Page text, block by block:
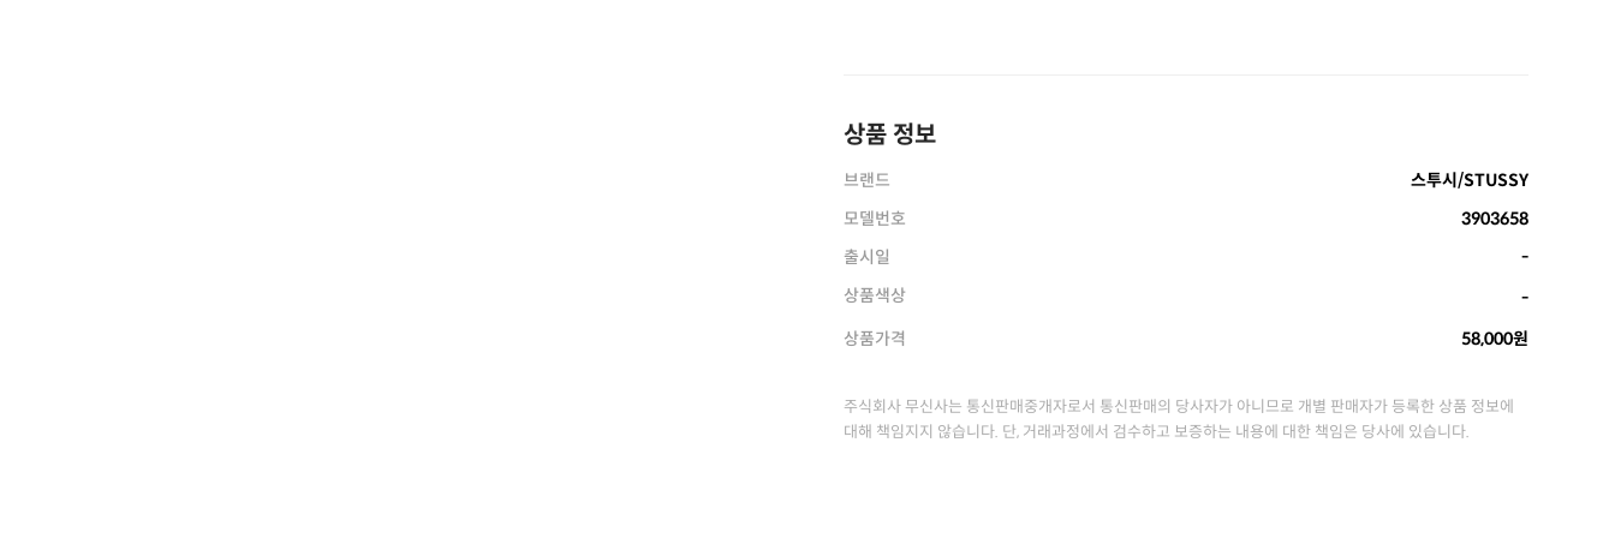
상품 정보
브랜드
스투시/STUSSY
모델번호
3903658
출시일
-
상품색상
-
상품가격
58,000원
주식회사 무신사는 통신판매중개자로서 통신판매의 당사자가 아니므로 개별 판매자가 등록한 상품 정보에
대해 책임지지 않습니다. 단, 거래과정에서 검수하고 보증하는 내용에 대한 책임은 당사에 있습니다.